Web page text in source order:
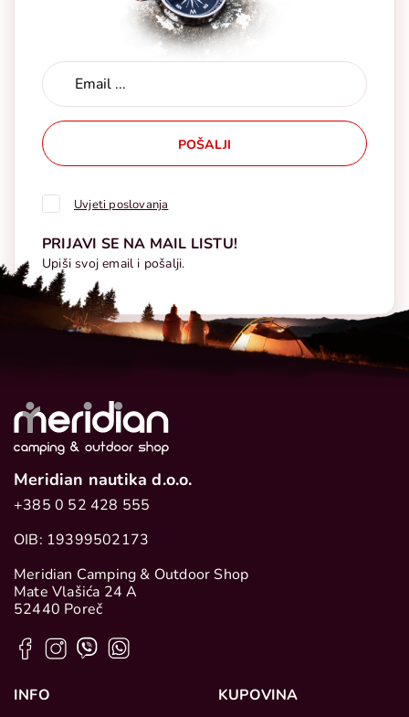
POŠALJI
Uvjeti poslovanja
PRIJAVI SE NA MAIL LISTU!
Upiši svoj email i pošalji.
Meridian nautika d.o.o.
+385 0 52 428 555
OIB: 19399502173
Meridian Camping & Outdoor Shop
Mate Vlašića 24 A
52440 Poreč
INFO KUPOVINA